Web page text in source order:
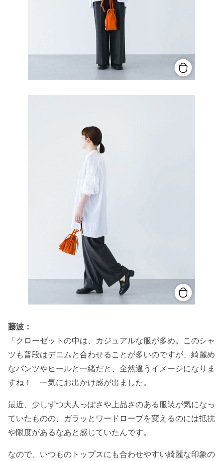
藤波：
「クローゼットの中は、カジュアルな服が多め。このシャ
ツも普段はデニムと合わせることが多いのですが、綺麗め
なパンツやヒールと一緒だと、全然違うイメージになりま
すね！ 一気にお出かけ感が出ました。
最近、少しずつ大人っぽさや上品さのある服装が気になっ
ていたものの、ガラッとワードローブを変えるのには抵抗
や限度があるなあと感じていたんです。
なので、いつものトップスにも合わせやすい綺麗な印象の